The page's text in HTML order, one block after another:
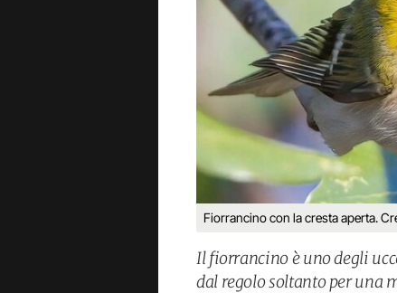
Fiorrancino con la cresta aperta.
Il fiorrancino è uno degli
dal regolo soltanto per